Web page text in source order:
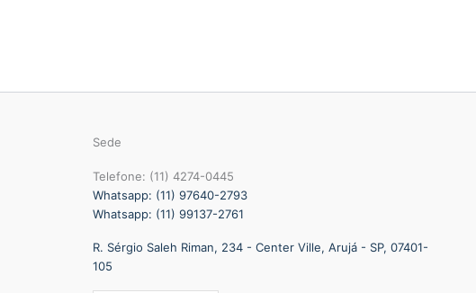
Sede
Telefone: (11) 4274-0445
Whatsapp: (11) 97640-2793
Whatsapp: (11) 99137-2761
R. Sérgio Saleh Riman, 234 - Center Ville, Arujá - SP, 07401-
105